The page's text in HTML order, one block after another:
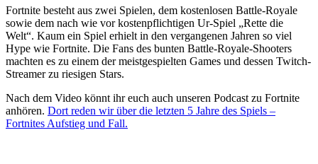
Fortnite besteht aus zwei Spielen, dem kostenlosen Battle-Royale
sowie dem nach wie vor kostenpflichtigen Ur-Spiel „Rette die
Welt“. Kaum ein Spiel erhielt in den vergangenen Jahren so viel
Hype wie Fortnite. Die Fans des bunten Battle-Royale-Shooters
machten es zu einem der meistgespielten Games und dessen Twitch-
Streamer zu riesigen Stars.
Nach dem Video könnt ihr euch auch unseren Podcast zu Fortnite
anhören. Dort reden wir über die letzten 5 Jahre des Spiels –
Fortnites Aufstieg und Fall.